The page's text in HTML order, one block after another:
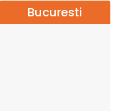
Bucuresti